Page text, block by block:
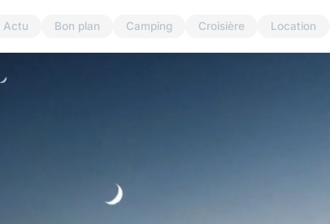
Actu Bon plan Camping Croisière Location